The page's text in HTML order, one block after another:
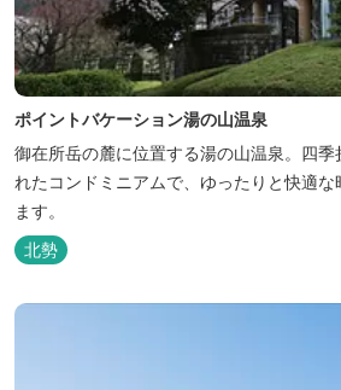
ポイントバケーション湯の山温泉
御在所岳の麓に位置する湯の山温泉。四季
れたコンドミニアムで、ゆったりと快適な
ます。
北勢